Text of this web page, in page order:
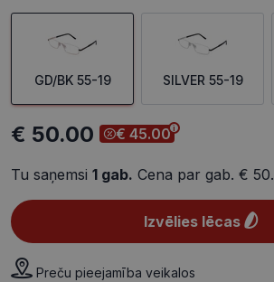
GD/BK 55-19 SILVER 55-19
€ 50.00 € 45.00
Tu saņemsi 1 gab. Cena par gab. €
Izvēlies lēcas
Preču pieejamība veikalos